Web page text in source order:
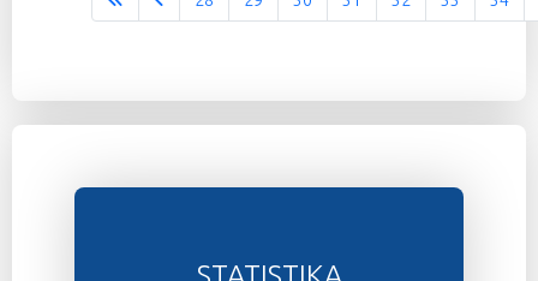
Stranica 36 od 37